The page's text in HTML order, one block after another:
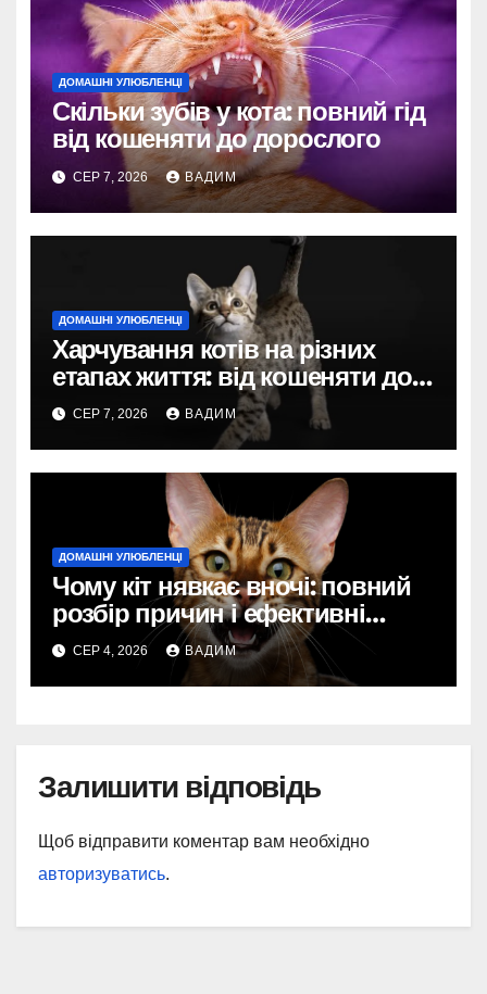
ДОМАШНІ УЛЮБЛЕНЦІ
Скільки зубів у кота: повний гід
від кошеняти до дорослого
СЕР 7, 2026 ВАДИМ
ДОМАШНІ УЛЮБЛЕНЦІ
Харчування котів на різних
етапах життя: від кошеняти до
літнього улюбленця
СЕР 7, 2026 ВАДИМ
ДОМАШНІ УЛЮБЛЕНЦІ
Чому кіт нявкає вночі: повний
розбір причин і ефективні
рішення
СЕР 4, 2026 ВАДИМ
Залишити відповідь
Щоб відправити коментар вам необхідно
авторизуватись.